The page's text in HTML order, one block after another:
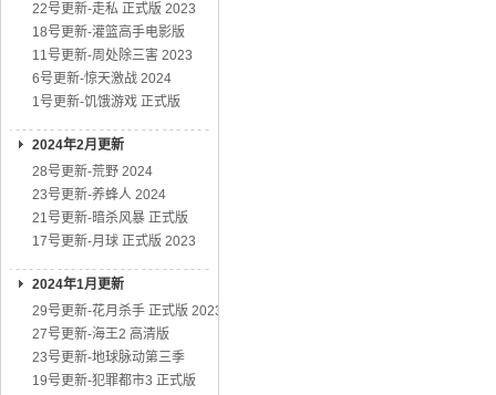
22号更新-走私 正式版 2023
18号更新-灌篮高手电影版
11号更新-周处除三害 2023
6号更新-惊天激战 2024
1号更新-饥饿游戏 正式版
2024年2月更新
28号更新-荒野 2024
23号更新-养蜂人 2024
21号更新-暗杀风暴 正式版
17号更新-月球 正式版 2023
2024年1月更新
29号更新-花月杀手 正式版 2023
27号更新-海王2 高清版
23号更新-地球脉动第三季
19号更新-犯罪都市3 正式版